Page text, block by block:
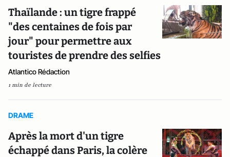
Thaïlande : un tigre frappé
"des centaines de fois par
jour" pour permettre aux
touristes de prendre des selfies
Atlantico Rédaction
1 min de lecture
DRAME
Après la mort d'un tigre
échappé dans Paris, la colère